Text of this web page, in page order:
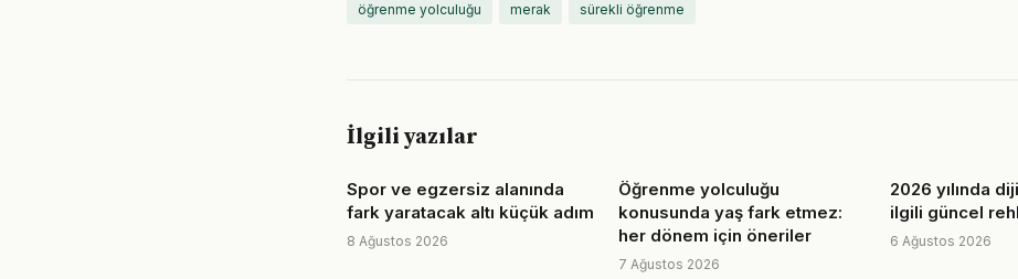
öğrenme yolculuğu merak sürekli öğrenme
İlgili yazılar
Spor ve egzersiz alanında
fark yaratacak altı küçük adım
8 Ağustos 2026
Öğrenme yolculuğu
konusunda yaş fark etmez:
her dönem için öneriler
7 Ağustos 2026
2026 yılında
ilgili güncel
6 Ağustos 2026